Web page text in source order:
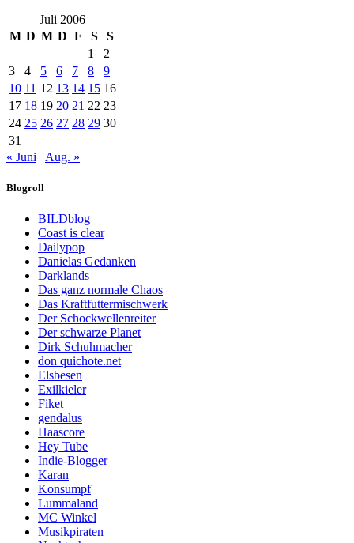
Juli 2006
M D M D F S
S
1
2
3
4 5 6 7 8
9
10 11 12 13 14 15 16
17 18 19 20 21 22 23
24 25 26 27 28 29 30
31
« Juni
Aug. »
Blogroll
BILDblog
Coast is clear
Dailypop
Danielas Gedanken
Darklands
Das ganz normale Chaos
Das Kraftfuttermischwerk
Der Schockwellenreiter
Der schwarze Planet
Dirk Schuhmacher
don quichote.net
Elsbesen
Exilkieler
Fiket
gendalus
Haascore
Hey Tube
Indie-Blogger
Karan
Konsumpf
Lummaland
MC Winkel
Musikpiraten